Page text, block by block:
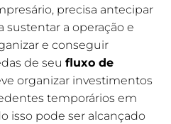
precisa antecipar
sustentar a operação e
e conseguir
de seu fluxo de
organizar investimentos
temporários em
isso pode ser alcançado